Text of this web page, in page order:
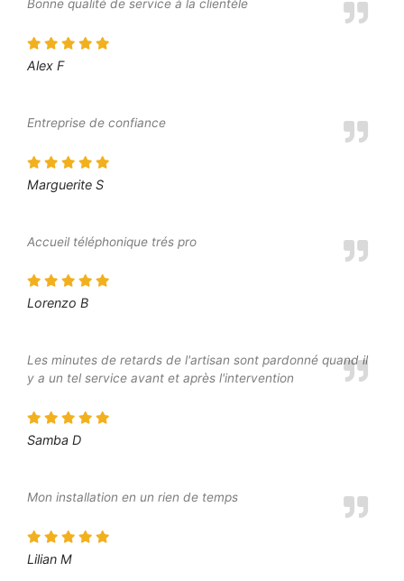
Bonne qualité de service à la clientèle
Alex F
Entreprise de confiance
Marguerite S
Accueil téléphonique trés pro
Lorenzo B
Les minutes de retards de l'artisan sont pardonné quand il
y a un tel service avant et après l'intervention
Samba D
Mon installation en un rien de temps
Lilian M